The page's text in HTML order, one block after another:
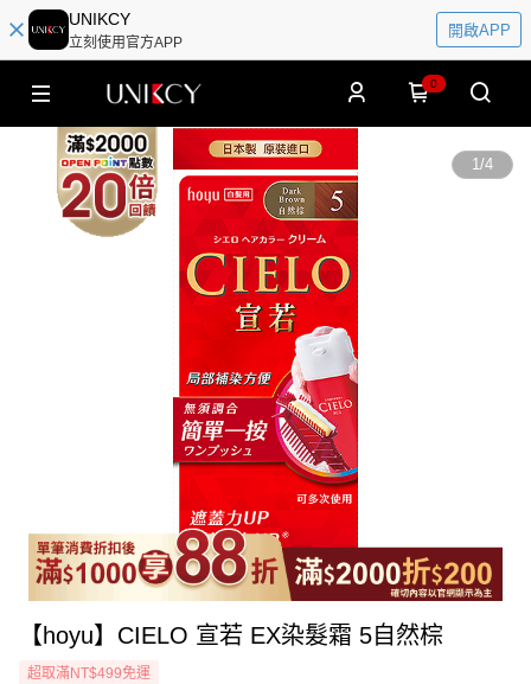
UNIKCY
立刻使用官方APP
開啟APP
0
1/4
【hoyu】CIELO 宣若 EX染髮霜 5自然棕
超取滿NT$499免運